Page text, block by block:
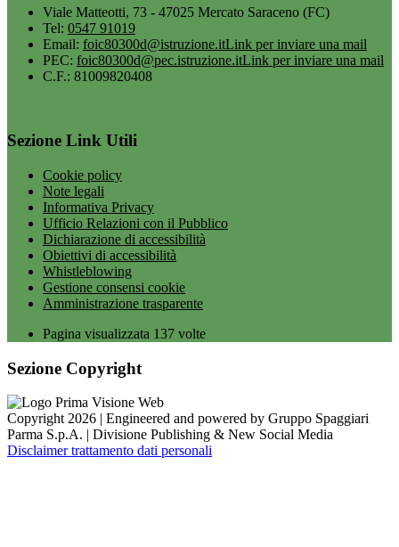
Viale Matteotti, 73 - 47025 Mercato Saraceno (FC)
Tel: 0547 91019
Email: foic80300d@istruzione.itLink per inviare una mail
PEC: foic80300d@pec.istruzione.itLink per inviare una mail
C.F.: 81009820408
Sezione Link Utili
Cookie policy
Note legali
Informativa Privacy
Ufficio Relazioni con il Pubblico
Dichiarazione di accessibilità
Obiettivi di accessibilità
Whistleblowing
Gestione consensi cookie
Amministrazione trasparente
Pagina visualizzata 137 volte
Sezione Copyright
Copyright 2026 | Engineered and powered by Gruppo Spaggiari
Parma S.p.A. | Divisione Publishing & New Social Media
Disclaimer trattamento dati personali